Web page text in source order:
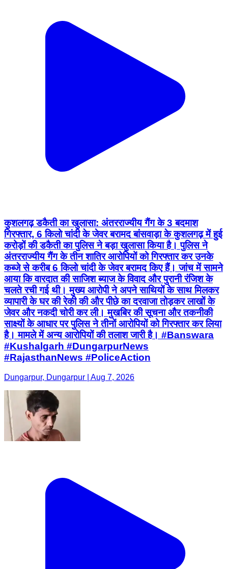
कुशलगढ़ डकैती का खुलासा: अंतरराज्यीय गैंग के 3 बदमाश
गिरफ्तार, 6 किलो चांदी के जेवर बरामद बांसवाड़ा के कुशलगढ़ में हुई
करोड़ों की डकैती का पुलिस ने बड़ा खुलासा किया है। पुलिस ने
अंतरराज्यीय गैंग के तीन शातिर आरोपियों को गिरफ्तार कर उनके
कब्जे से करीब 6 किलो चांदी के जेवर बरामद किए हैं। जांच में सामने
आया कि वारदात की साजिश ब्याज के विवाद और पुरानी रंजिश के
चलते रची गई थी। मुख्य आरोपी ने अपने साथियों के साथ मिलकर
व्यापारी के घर की रेकी की और पीछे का दरवाजा तोड़कर लाखों के
जेवर और नकदी चोरी कर ली। मुखबिर की सूचना और तकनीकी
साक्ष्यों के आधार पर पुलिस ने तीनों आरोपियों को गिरफ्तार कर लिया
है। मामले में अन्य आरोपियों की तलाश जारी है। #Banswara
#Kushalgarh #DungarpurNews
#RajasthanNews #PoliceAction
Dungarpur, Dungarpur | Aug 7, 2026